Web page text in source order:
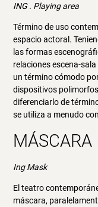
ING . Playing area
Término de uso
espacio actoral.
las formas
relaciones escena-
un término cómodo
dispositivos
diferenciarlo de
se utiliza a menudo
MÁSCARA
Ing Mask
El teatro
máscara,